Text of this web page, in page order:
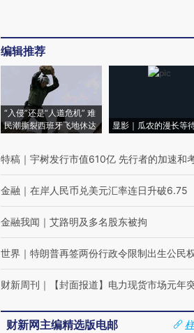
编辑推荐
“入侵”还是“人道危机” 难
民潮撕裂西班牙飞地休达
显影｜瓜农的漫长等
特稿 ｜ 宇树发行市值610亿 先行者的加速和
金融 ｜ 在岸人民币兑美元汇率连日升破6.75
金融我闻 ｜ 艾路明及多名股东被拘
世界 ｜ 特朗普再签两份行政令限制出生公民
财新周刊 ｜ 【封面报道】电力现货市场元年
财新网主编精选版电邮